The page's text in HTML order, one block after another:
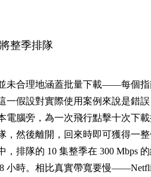
整季排隊
未合理地涵蓋批量下載——每個指
一假設對實際使用案例來說是錯誤
電腦旁，為一次飛行點擊十次下
，然後離開，回來時即可獲得一
，排隊的 10 集整季在 300 Mbps
小時。相比真實帶寬要慢